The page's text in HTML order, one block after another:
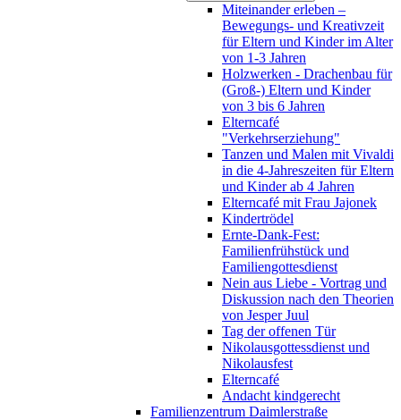
Miteinander erleben –
Bewegungs- und Kreativzeit
für Eltern und Kinder im Alter
von 1-3 Jahren
Holzwerken - Drachenbau für
(Groß-) Eltern und Kinder
von 3 bis 6 Jahren
Elterncafé
"Verkehrserziehung"
Tanzen und Malen mit Vivaldi
in die 4-Jahreszeiten für Eltern
und Kinder ab 4 Jahren
Elterncafé mit Frau Jajonek
Kindertrödel
Ernte-Dank-Fest:
Familienfrühstück und
Familiengottesdienst
Nein aus Liebe - Vortrag und
Diskussion nach den Theorien
von Jesper Juul
Tag der offenen Tür
Nikolausgottessdienst und
Nikolausfest
Elterncafé
Andacht kindgerecht
Familienzentrum Daimlerstraße